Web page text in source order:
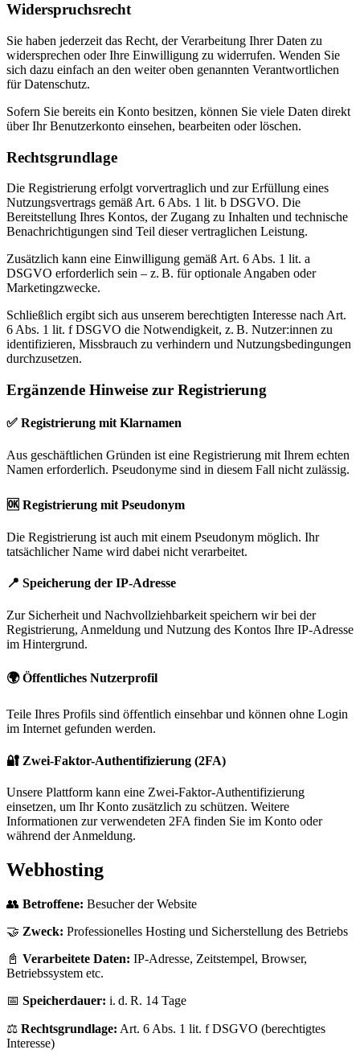
Widerspruchsrecht
Sie haben jederzeit das Recht, der Verarbeitung Ihrer Daten zu
widersprechen oder Ihre Einwilligung zu widerrufen. Wenden Sie
sich dazu einfach an den weiter oben genannten Verantwortlichen
für Datenschutz.
Sofern Sie bereits ein Konto besitzen, können Sie viele Daten direkt
über Ihr Benutzerkonto einsehen, bearbeiten oder löschen.
Rechtsgrundlage
Die Registrierung erfolgt vorvertraglich und zur Erfüllung eines
Nutzungsvertrags gemäß Art. 6 Abs. 1 lit. b DSGVO. Die
Bereitstellung Ihres Kontos, der Zugang zu Inhalten und technische
Benachrichtigungen sind Teil dieser vertraglichen Leistung.
Zusätzlich kann eine Einwilligung gemäß Art. 6 Abs. 1 lit. a
DSGVO erforderlich sein – z. B. für optionale Angaben oder
Marketingzwecke.
Schließlich ergibt sich aus unserem berechtigten Interesse nach Art.
6 Abs. 1 lit. f DSGVO die Notwendigkeit, z. B. Nutzer:innen zu
identifizieren, Missbrauch zu verhindern und Nutzungsbedingungen
durchzusetzen.
Ergänzende Hinweise zur Registrierung
✅ Registrierung mit Klarnamen
Aus geschäftlichen Gründen ist eine Registrierung mit Ihrem echten
Namen erforderlich. Pseudonyme sind in diesem Fall nicht zulässig.
🆗 Registrierung mit Pseudonym
Die Registrierung ist auch mit einem Pseudonym möglich. Ihr
tatsächlicher Name wird dabei nicht verarbeitet.
📍 Speicherung der IP-Adresse
Zur Sicherheit und Nachvollziehbarkeit speichern wir bei der
Registrierung, Anmeldung und Nutzung des Kontos Ihre IP-Adresse
im Hintergrund.
🌍 Öffentliches Nutzerprofil
Teile Ihres Profils sind öffentlich einsehbar und können ohne Login
im Internet gefunden werden.
🔐 Zwei-Faktor-Authentifizierung (2FA)
Unsere Plattform kann eine Zwei-Faktor-Authentifizierung
einsetzen, um Ihr Konto zusätzlich zu schützen. Weitere
Informationen zur verwendeten 2FA finden Sie im Konto oder
während der Anmeldung.
Webhosting
👥 Betroffene: Besucher der Website
🤝 Zweck: Professionelles Hosting und Sicherstellung des Betriebs
📓 Verarbeitete Daten: IP-Adresse, Zeitstempel, Browser,
Betriebssystem etc.
📅 Speicherdauer: i. d. R. 14 Tage
⚖️ Rechtsgrundlage: Art. 6 Abs. 1 lit. f DSGVO (berechtigtes
Interesse)